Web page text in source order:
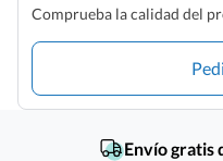
Comprueba la calidad del
Envío gratis